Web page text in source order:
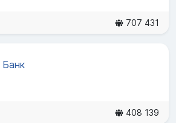
707 431
408 139